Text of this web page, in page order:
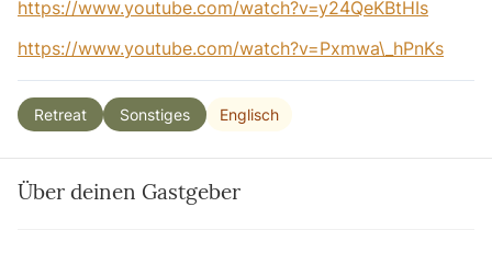
https://www.youtube.com/watch?v=y24QeKBtHIs
https://www.youtube.com/watch?v=Pxmwa\_hPnKs
Retreat Sonstiges Englisch
Über deinen Gastgeber